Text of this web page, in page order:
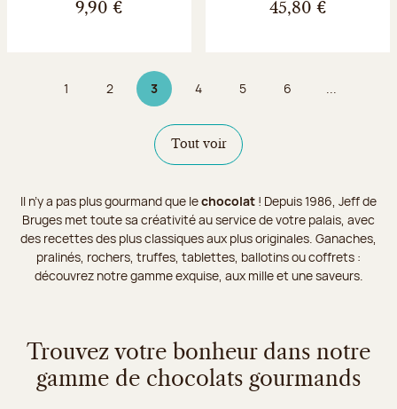
9,90 € 45,80 €
Page
1 Page
2 3Page 3 sur 9
Page
4 Page
5 Page
6 ...
Tout voir
Il n’y a pas plus gourmand que lechocolat ! Depuis 1986, Jeff de
Bruges met toute sa créativité au service de votre palais, avec
des recettes des plus classiques aux plus originales. Ganaches,
pralinés, rochers, truffes, tablettes, ballotins ou coffrets :
découvrez notre gamme exquise, aux mille et une saveurs.
Trouvez votre bonheur dans notre
gamme de chocolats gourmands